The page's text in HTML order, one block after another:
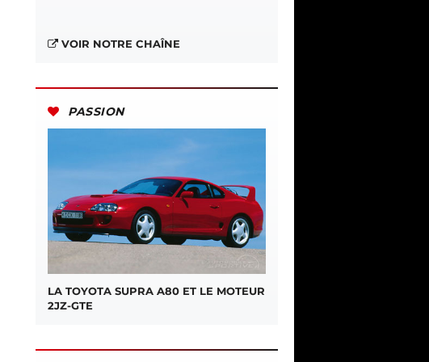
VOIR NOTRE CHAÎNE
PASSION
LA TOYOTA SUPRA A80 ET LE MOTEUR
2JZ-GTE